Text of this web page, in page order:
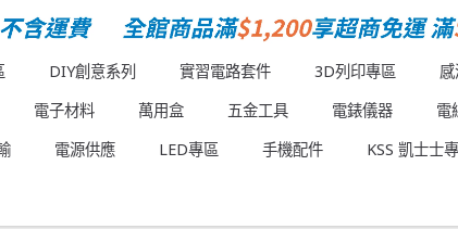
DIY創意系列 實習電路套件 3D列印專區
電子材料 萬用盒 五金工具 電錶儀器
電
電源供應 LED專區 手機配件 KSS 凱士士